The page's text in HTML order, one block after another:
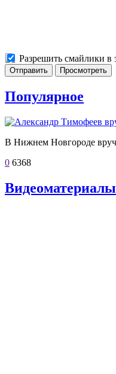
Разрешить смайлики в
Популярное
В Нижнем Новгороде
0 6368
Видеоматериалы